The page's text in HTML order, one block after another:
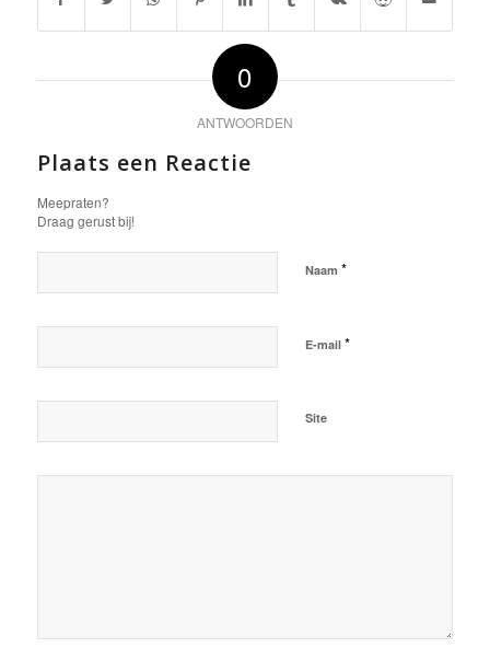
0
ANTWOORDEN
Plaats een Reactie
Meepraten?
Draag gerust bij!
Naam *
E-mail *
Site